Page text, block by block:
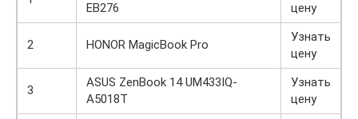
EB276
цену
2 HONOR MagicBook Pro
Узнать
цену
3
ASUS ZenBook 14 UM433IQ-
A5018T
Узнать
цену